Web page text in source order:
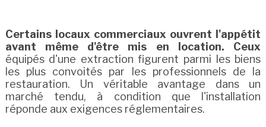
Certains locaux commerciaux ouvrent l'appétit
avant même d'être mis en location. Ceux
équipés d'une extraction figurent parmi les biens
les plus convoités par les professionnels de la
restauration. Un véritable avantage dans un
marché tendu, à condition que l'installation
réponde aux exigences réglementaires.